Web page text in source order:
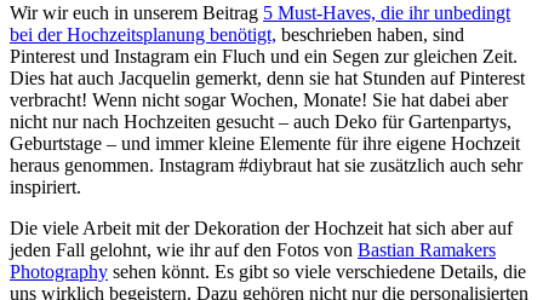
Wir wir euch in unserem Beitrag 5 Must-Haves, die ihr unbedingt
bei der Hochzeitsplanung benötigt, beschrieben haben, sind
Pinterest und Instagram ein Fluch und ein Segen zur gleichen Zeit.
Dies hat auch Jacquelin gemerkt, denn sie hat Stunden auf Pinterest
verbracht! Wenn nicht sogar Wochen, Monate! Sie hat dabei aber
nicht nur nach Hochzeiten gesucht – auch Deko für Gartenpartys,
Geburtstage – und immer kleine Elemente für ihre eigene Hochzeit
heraus genommen. Instagram #diybraut hat sie zusätzlich auch sehr
inspiriert.
Die viele Arbeit mit der Dekoration der Hochzeit hat sich aber auf
jeden Fall gelohnt, wie ihr auf den Fotos von Bastian Ramakers
Photography sehen könnt. Es gibt so viele verschiedene Details, die
uns wirklich begeistern. Dazu gehören nicht nur die personalisierten